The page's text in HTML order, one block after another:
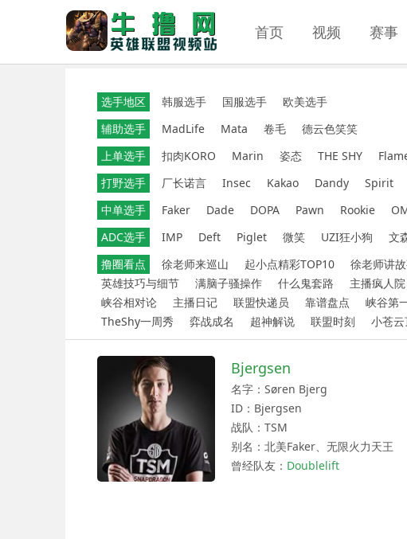
首页 视频 赛事
选手地区 韩服选手 国服选手
欧美选手
辅助选手
MadLife Mata 卷毛
德云色笑笑
上单选手
扣肉KORO Marin 姿态 THE SHY
打野选手
厂长诺言 Insec Kakao Dandy Spirit
中单选手
Faker Dade DOPA Pawn Rookie
ADC选手
IMP Deft Piglet 微笑 UZI狂小狗 文
撸圈看点
徐老师来巡山 起小点精彩TOP10 徐老师讲
英雄技巧与细节
满脑子骚操作 什么鬼套路 主播疯人院
峡谷相对论
主播日记 联盟快递员 靠谱盘点 峡谷第
TheShy一周秀
弈战成名 超神解说 联盟时刻 小苍
Bjergsen
名字：Søren Bjerg
ID：Bjergsen
战队：TSM
别名：北美Faker、无限火力天王
曾经队友： Doublelift